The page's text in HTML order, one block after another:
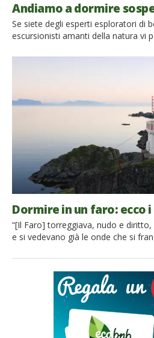
Andiamo a dormire
Se siete degli esperti esploratori di
escursionisti amanti della natura vi
luci fosforescenti irradiarsi tra gli
stagliano sullo sfondo nero della
alieni, dischi volanti atterrati
Dormire in un faro: ecco i
“[Il Faro] torreggiava, nudo e
e si vedevano già le onde che si
Poetici, senza tempo, misteriosi,
fari, isolati e remoti, nascondono
ha mai sognato di vivere in un […]